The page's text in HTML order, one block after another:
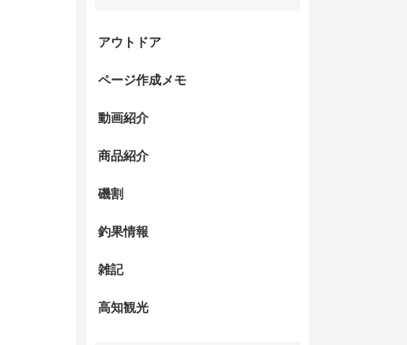
アウトドア
ページ作成メモ
動画紹介
商品紹介
磯割
釣果情報
雑記
高知観光